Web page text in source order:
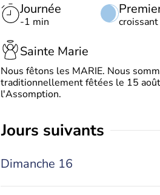
Journée
-1 min
Sainte Marie
Nous fêtons les MARIE. Nous
traditionnellement fêtées le 15
l'Assomption.
jours suivants
Dimanche 16